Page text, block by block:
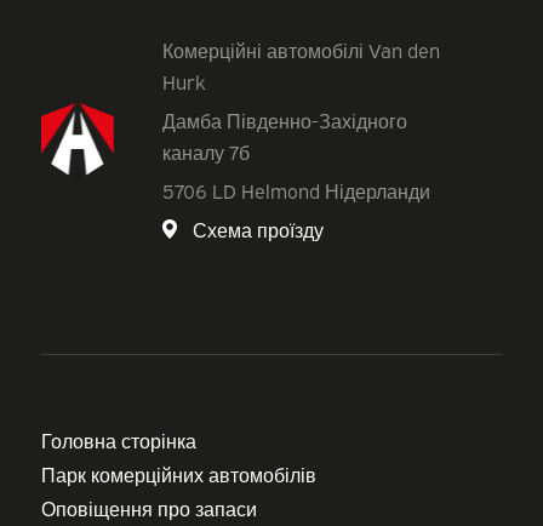
Комерційні автомобілі Van den
Hurk
Дамба Південно-Західного
каналу 7б
5706 LD Helmond Нідерланди
Схема проїзду
Головна сторінка
Парк комерційних автомобілів
Оповіщення про запаси